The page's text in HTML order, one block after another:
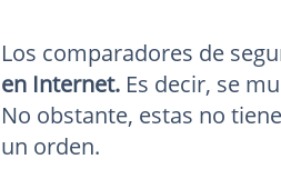
Los comparadores de
en Internet. Es decir, se
No obstante, estas no
un orden.